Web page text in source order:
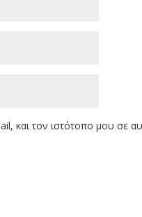
και τον ιστότοπο μου σε